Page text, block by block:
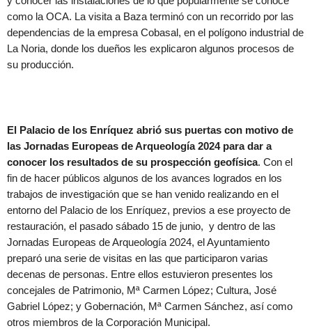
como la OCA. La visita a Baza terminó con un recorrido por las
dependencias de la empresa Cobasal, en el polígono industrial de
La Noria, donde los dueños les explicaron algunos procesos de
su producción.
El Palacio de los Enríquez abrió sus puertas con motivo de
las Jornadas Europeas de Arqueología 2024 para dar a
conocer los resultados de su prospección geofísica. Con el
fin de hacer públicos algunos de los avances logrados en los
trabajos de investigación que se han venido realizando en el
entorno del Palacio de los Enríquez, previos a ese proyecto de
restauración, el pasado sábado 15 de junio, y dentro de las
Jornadas Europeas de Arqueología 2024, el Ayuntamiento
preparó una serie de visitas en las que participaron varias
decenas de personas. Entre ellos estuvieron presentes los
concejales de Patrimonio, Mª Carmen López; Cultura, José
Gabriel López; y Gobernación, Mª Carmen Sánchez, así como
otros miembros de la Corporación Municipal.